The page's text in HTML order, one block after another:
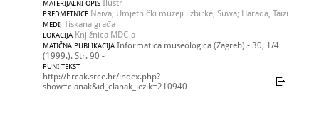
MATERIJALNI OPIS Ilustr
PREDMETNICE Naiva; Umjetnički muzeji i zbirke; Suwa; Harada, Taizi
MEDIJ Tiskana građa
LOKACIJA Knjižnica MDC-a
MATIČNA PUBLIKACIJA Informatica museologica (Zagreb).- 30, 1/4
(1999.). Str. 90 -
PUNI TEKST
http://hrcak.srce.hr/index.php?
show=clanak&id_clanak_jezik=210940